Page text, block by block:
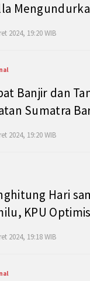
2024, 19:20 WIB
Banjir dan
Sumatra
2024, 19:20 WIB
Hari
KPU
2024, 19:18 WIB